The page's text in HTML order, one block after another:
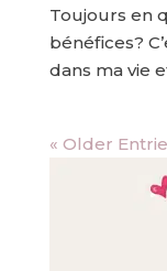
Toujours en
bénéfices?
dans ma vie
« Older